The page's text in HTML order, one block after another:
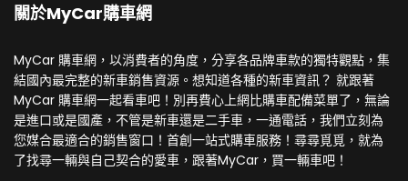
關於MyCar購車網
MyCar 購車網，以消費者的角度，分享各品牌車款的獨特觀點，集
結國內最完整的新車銷售資源。想知道各種的新車資訊？ 就跟著
MyCar 購車網一起看車吧！別再費心上網比購車配備菜單了，無論
是進口或是國產，不管是新車還是二手車，一通電話，我們立刻為
您媒合最適合的銷售窗口！首創一站式購車服務！尋尋覓覓，就為
了找尋一輛與自己契合的愛車，跟著MyCar，買一輛車吧！